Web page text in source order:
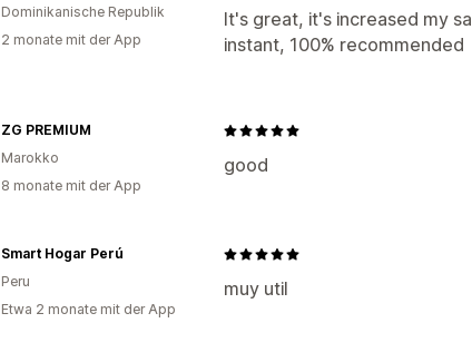
It's great, it's increased my
instant, 100% recommended
Dominikanische Republik
2 monate mit der App
good
ZG PREMIUM
Marokko
8 monate mit der App
muy util
Smart Hogar Perú
Peru
Etwa 2 monate mit der App